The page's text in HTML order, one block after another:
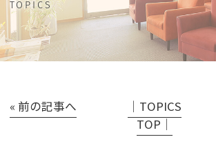
TOPICS
« 前の記事へ
│TOPICS
TOP│